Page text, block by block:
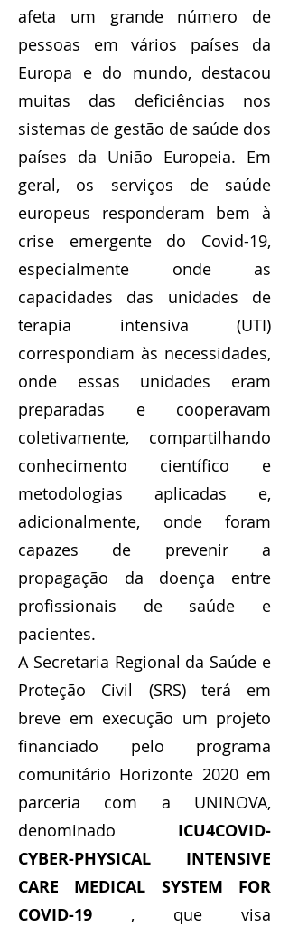
afeta um grande número de
pessoas em vários países da
Europa e do mundo, destacou
muitas das deficiências nos
sistemas de gestão de saúde dos
países da União Europeia. Em
geral, os serviços de saúde
europeus responderam bem à
crise emergente do Covid-19,
especialmente onde as
capacidades das unidades de
terapia intensiva (UTI)
correspondiam às necessidades,
onde essas unidades eram
preparadas e cooperavam
coletivamente, compartilhando
conhecimento científico e
metodologias aplicadas e,
adicionalmente, onde foram
capazes de prevenir a
propagação da doença entre
profissionais de saúde e
pacientes.
A Secretaria Regional da Saúde e
Proteção Civil (SRS) terá em
breve em execução um projeto
financiado pelo programa
comunitário Horizonte 2020 em
parceria com a UNINOVA,
denominado ICU4COVID-
CYBER-PHYSICAL INTENSIVE
CARE MEDICAL SYSTEM FOR
COVID-19 , que visa